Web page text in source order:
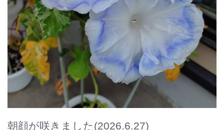
朝顔が咲きました(2026.6.27)